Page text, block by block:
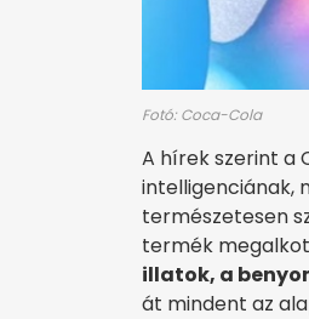
Fotó: Coca-Cola
A hírek szerint a
intelligenciának,
természetesen
termék
illatok, a
át mindent az